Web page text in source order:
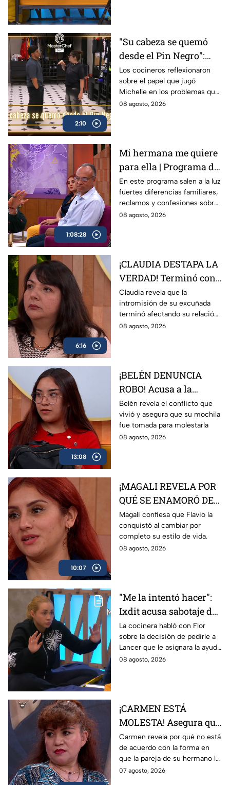
2:10
"Su cabeza se quemó
desde el Pin Negro":
Julio y Carmen hablan
de la actitud de
Michelle en MasterChef
24/7 (VIDEO)
Los cocineros reflexionaron
sobre el papel que jugó
Michelle en los problemas que
protagonizaron como equipo
08 agosto, 2026
1:08:28
Mi hermana me quiere
para ella | Programa del
7 de agosto 2026
En este programa salen a la luz
fuertes diferencias familiares,
reclamos y confesiones sobre
la relación de Flavio.
08 agosto, 2026
6:16
¡CLAUDIA DESTAPA LA
VERDAD! Terminó con
Flavio por culpa de su
excuñada
Claudia revela que la
intromisión de su excuñada
terminó afectando su relación
con Flavio.
08 agosto, 2026
13:08
¡BELÉN DENUNCIA
ROBO! Acusa a la
hermana de su
padrastro de quitarle
su mochila
Belén revela el conflicto que
vivió y asegura que su mochila
fue tomada para molestarla
08 agosto, 2026
10:07
¡MAGALI REVELA POR
QUÉ SE ENAMORÓ DE
FLAVIO! Él la sacó de
trabajar y le dio una
nueva vida
Magali confiesa que Flavio la
conquistó al cambiar por
completo su estilo de vida.
08 agosto, 2026
"Me la intentó hacer":
Ixdit acusa sabotaje de
Ramahá en la pasada
gala de salvación de
MasterChef 24/7
La cocinera habló con Flor
sobre la decisión de pedirle a
Lancer que le asignara la ayuda
de Ramahá y no la de Daniela
08 agosto, 2026
¡CARMEN ESTÁ
MOLESTA! Asegura que
la pareja de su
hermano NO lo cuida
como ella
Carmen revela por qué no está
de acuerdo con la forma en
que la pareja de su hermano lo
atiende.
07 agosto, 2026